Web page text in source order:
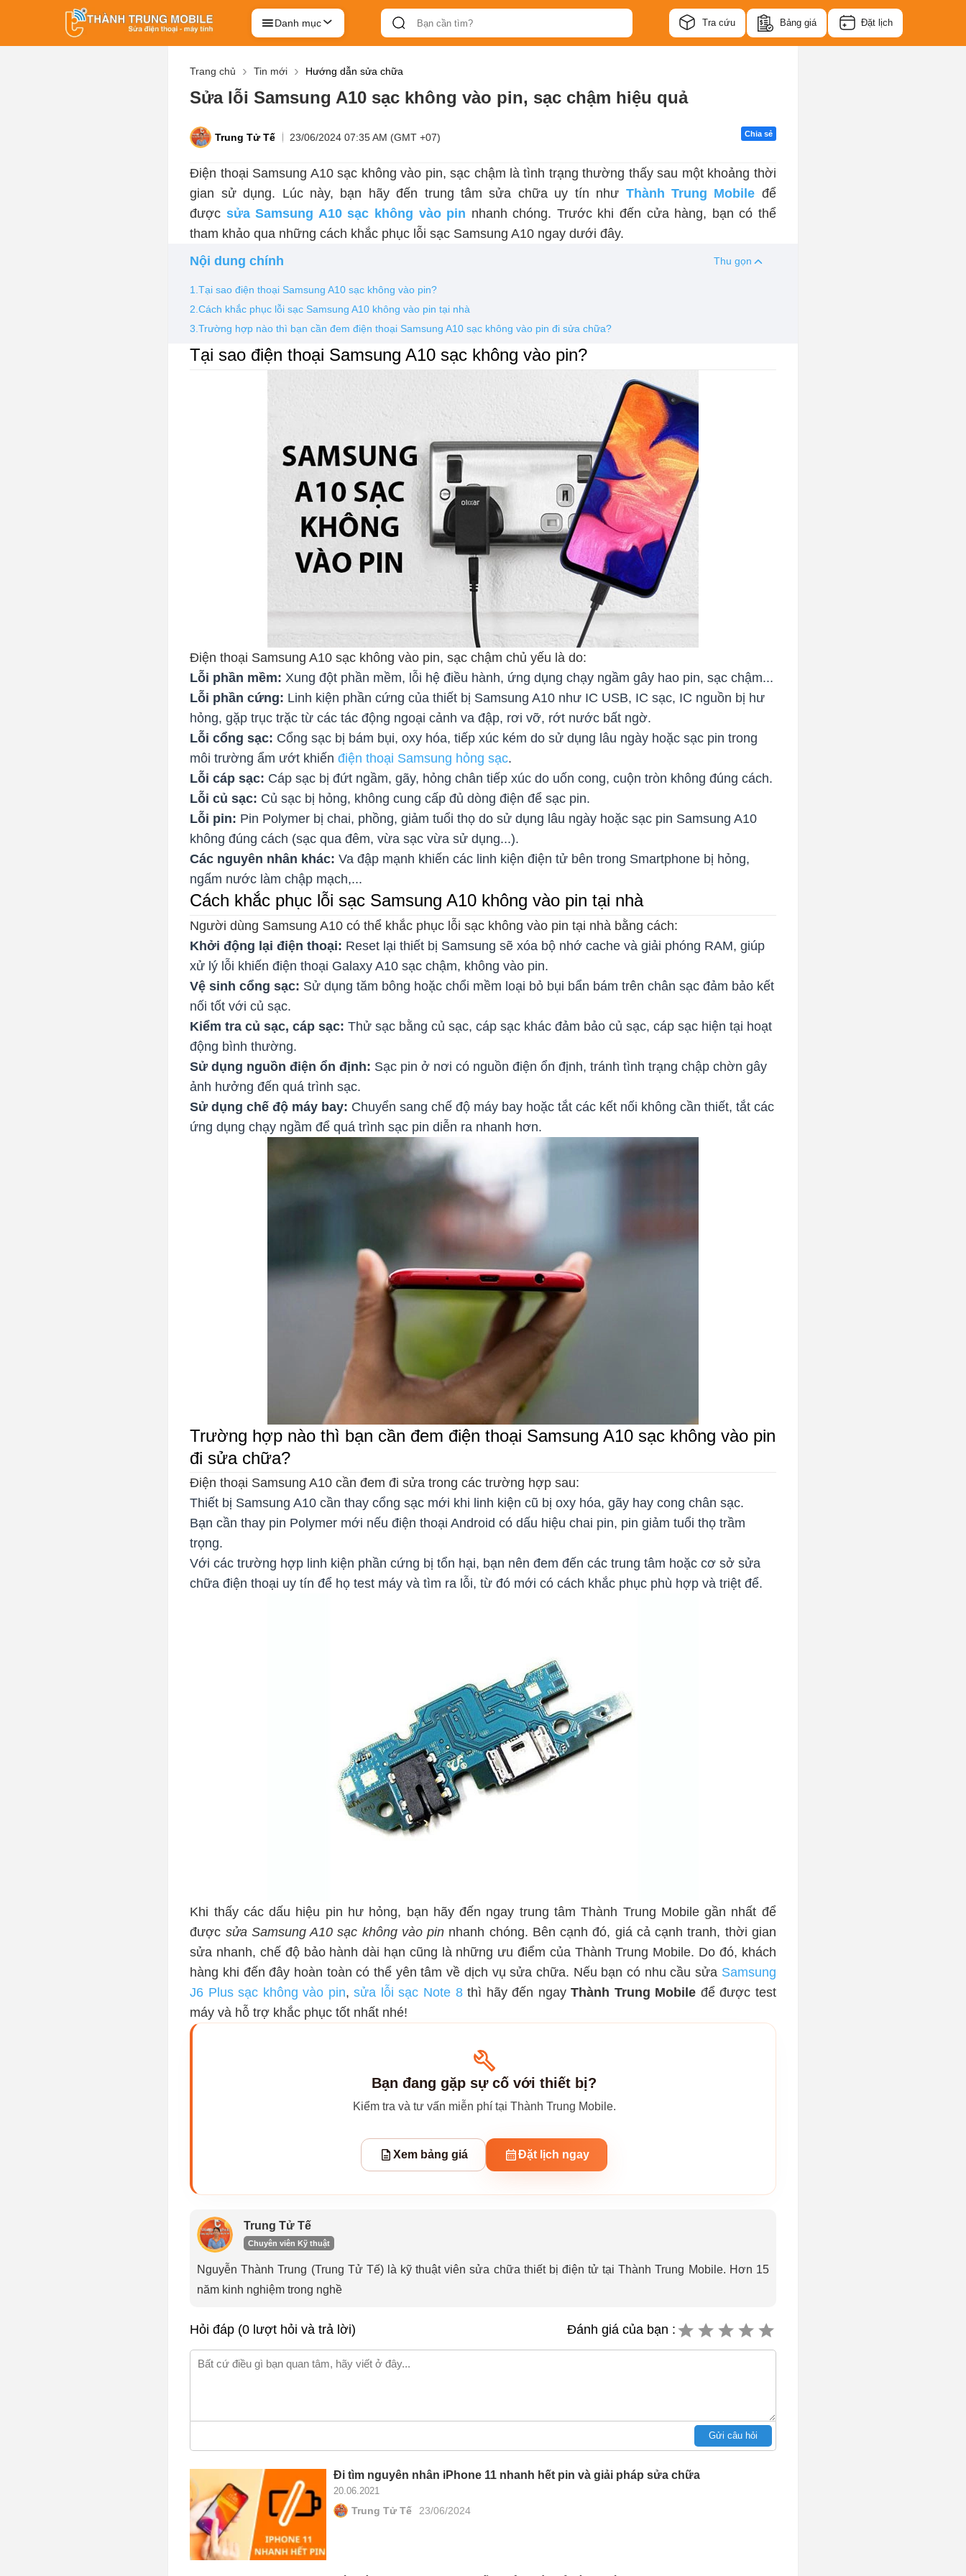
Danh mục Tra cứu Bảng giá Đặt lịch
Trang chủ Tin mới Hướng dẫn sửa chữa
Sửa lỗi Samsung A10 sạc không vào pin, sạc chậm hiệu quả
Trung Tử Tế 23/06/2024 07:35 AM (GMT +07) Chia sẻ
Điện thoại Samsung A10 sạc không vào pin, sạc chậm là tình trạng thường thấy sau một khoảng thời
gian sử dụng. Lúc này, bạn hãy đến trung tâm sửa chữa uy tín như Thành Trung Mobile để
được sửa Samsung A10 sạc không vào pin nhanh chóng. Trước khi đến cửa hàng, bạn có thể
tham khảo qua những cách khắc phục lỗi sạc Samsung A10 ngay dưới đây.
Nội dung chính
Thu gọn
1.Tại sao điện thoại Samsung A10 sạc không vào pin?
2.Cách khắc phục lỗi sạc Samsung A10 không vào pin tại nhà
3.Trường hợp nào thì bạn cần đem điện thoại Samsung A10 sạc không vào pin đi sửa chữa?
Tại sao điện thoại Samsung A10 sạc không vào pin?
Điện thoại Samsung A10 sạc không vào pin, sạc chậm chủ yếu là do:
Lỗi phần mềm: Xung đột phần mềm, lỗi hệ điều hành, ứng dụng chạy ngầm gây hao pin, sạc chậm...
Lỗi phần cứng: Linh kiện phần cứng của thiết bị Samsung A10 như IC USB, IC sạc, IC nguồn bị hư
hỏng, gặp trục trặc từ các tác động ngoại cảnh va đập, rơi vỡ, rớt nước bất ngờ.
Lỗi cổng sạc: Cổng sạc bị bám bụi, oxy hóa, tiếp xúc kém do sử dụng lâu ngày hoặc sạc pin trong
môi trường ẩm ướt khiếnđiện thoại Samsung hỏng sạc.
Lỗi cáp sạc: Cáp sạc bị đứt ngầm, gãy, hỏng chân tiếp xúc do uốn cong, cuộn tròn không đúng cách.
Lỗi củ sạc: Củ sạc bị hỏng, không cung cấp đủ dòng điện để sạc pin.
Lỗi pin: Pin Polymer bị chai, phồng, giảm tuổi thọ do sử dụng lâu ngày hoặc sạc pin Samsung A10
không đúng cách (sạc qua đêm, vừa sạc vừa sử dụng...).
Các nguyên nhân khác: Va đập mạnh khiến các linh kiện điện tử bên trong Smartphone bị hỏng,
ngấm nước làm chập mạch,...
Cách khắc phục lỗi sạc Samsung A10 không vào pin tại nhà
Người dùng Samsung A10 có thể khắc phục lỗi sạc không vào pin tại nhà bằng cách:
Khởi động lại điện thoại: Reset lại thiết bị Samsung sẽ xóa bộ nhớ cache và giải phóng RAM, giúp
xử lý lỗi khiến điện thoại Galaxy A10 sạc chậm, không vào pin.
Vệ sinh cổng sạc: Sử dụng tăm bông hoặc chổi mềm loại bỏ bụi bẩn bám trên chân sạc đảm bảo kết
nối tốt với củ sạc.
Kiểm tra củ sạc, cáp sạc:Thử sạc bằng củ sạc, cáp sạc khác đảm bảo củ sạc, cáp sạc hiện tại hoạt
động bình thường.
Sử dụng nguồn điện ổn định: Sạc pin ở nơi có nguồn điện ổn định, tránh tình trạng chập chờn gây
ảnh hưởng đến quá trình sạc.
Sử dụng chế độ máy bay: Chuyển sang chế độ máy bay hoặc tắt các kết nối không cần thiết, tắt các
ứng dụng chạy ngầm để quá trình sạc pin diễn ra nhanh hơn.
Trường hợp nào thì bạn cần đem điện thoại Samsung A10 sạc không vào pin
đi sửa chữa?
Điện thoại Samsung A10 cần đem đi sửa trong các trường hợp sau:
Thiết bị Samsung A10 cần thay cổng sạc mới khi linh kiện cũ bị oxy hóa, gãy hay cong chân sạc.
Bạn cần thay pin Polymer mới nếu điện thoại Android có dấu hiệu chai pin, pin giảm tuổi thọ trầm
trọng.
Với các trường hợp linh kiện phần cứng bị tổn hại, bạn nên đem đến các trung tâm hoặc cơ sở sửa
chữa điện thoại uy tín để họ test máy và tìm ra lỗi, từ đó mới có cách khắc phục phù hợp và triệt để.
Khi thấy các dấu hiệu pin hư hỏng, bạn hãy đến ngay trung tâm Thành Trung Mobile gần nhất để
được sửa Samsung A10 sạc không vào pin nhanh chóng. Bên cạnh đó, giá cả cạnh tranh, thời gian
sửa nhanh, chế độ bảo hành dài hạn cũng là những ưu điểm của Thành Trung Mobile. Do đó, khách
hàng khi đến đây hoàn toàn có thể yên tâm về dịch vụ sửa chữa. Nếu bạn có nhu cầu sửa Samsung
J6 Plus sạc không vào pin,sửa lỗi sạc Note 8thì hãy đến ngayThành Trung Mobile để được test
máy và hỗ trợ khắc phục tốt nhất nhé!
Bạn đang gặp sự cố với thiết bị?
Kiểm tra và tư vấn miễn phí tại Thành Trung Mobile.
Xem bảng giá Đặt lịch ngay
Trung Tử Tế
Chuyên viên Kỹ thuật
Nguyễn Thành Trung (Trung Tử Tế) là kỹ thuật viên sửa chữa thiết bị điện tử tại Thành Trung Mobile. Hơn 15
năm kinh nghiệm trong nghề
Hỏi đáp (0 lượt hỏi và trả lời) Đánh giá của bạn :
Gửi câu hỏi
Đi tìm nguyên nhân iPhone 11 nhanh hết pin và giải pháp sửa chữa
20.06.2021
Trung Tử Tế 23/06/2024